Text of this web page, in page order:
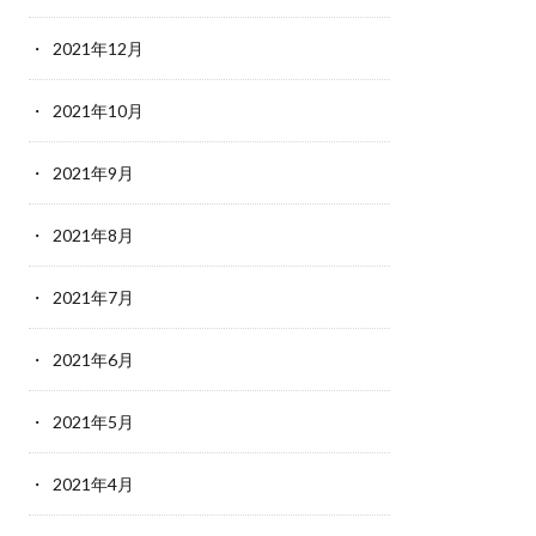
2021年12月
2021年10月
2021年9月
2021年8月
2021年7月
2021年6月
2021年5月
2021年4月